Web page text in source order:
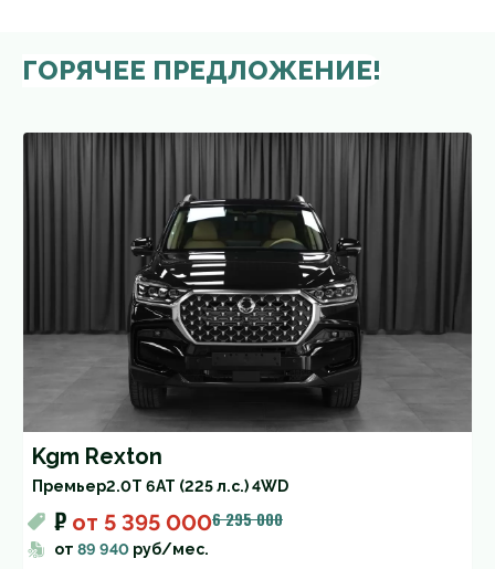
ГОРЯЧЕЕ ПРЕДЛОЖЕНИЕ!
Kgm Rexton
Премьер2.0T 6AT (225 л.с.) 4WD
₽ от 5 395 0006 295 000
от 89 940 руб/мес.